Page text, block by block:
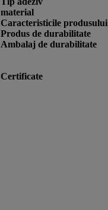
material
Caracteristicile produsului
Produs de durabilitate
Ambalaj de durabilitate
Certificate